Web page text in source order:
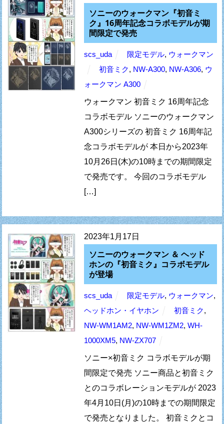
ソニーのウォークマン『初音ミ
ク』16周年記念コラボモデルが期
間限定で発売
scs_uda 限定モデル, ウォークマン
初音ミク, NW-A300, NW-A306, ウ
ォークマン A300
ウォークマン 初音ミク 16周年記念
コラボモデル ソニーのウォークマン
A300シリーズの 初音ミク 16周年記
念コラボモデルが 本日から2023年
10月26日(木)の10時までの期間限定
で発売です。 今回のコラボモデル
[…]
2023年1月17日
ソニーのウォークマン ＆ ヘッド
ホンの『初音ミク』コラボモデル
が登場
scs_uda 限定モデル, ウォークマン,
ヘッドホン・イヤホン
初音ミク,
NW-WM1AM2, NW-WM1ZM2,WH-
1000XM5, NW-ZX707
ソニー×初音ミク コラボモデルが期
間限定で発売 ソニー商品と初音ミク
とのコラボレーションモデルが 2023
年4月10日(月)の10時までの期間限定
で発売となりました。 初音ミクとコ